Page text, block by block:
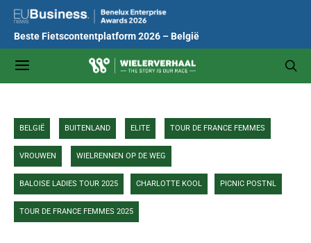
Beste Fietscontentplatform 2026 – België
BELGIË BUITENLAND ELITE TOUR DE FRANCE FEMMES
VROUWEN WIELRENNEN OP DE WEG
BALOISE LADIES TOUR 2025 CHARLOTTE KOOL PICNIC POSTNL
TOUR DE FRANCE FEMMES 2025